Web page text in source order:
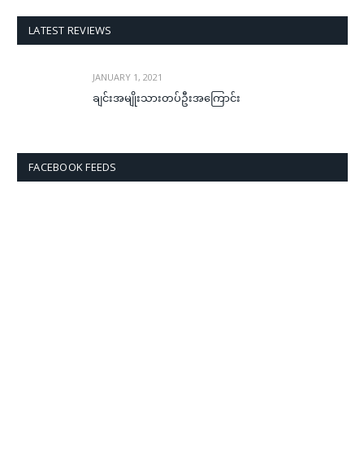
LATEST REVIEWS
JANUARY 1, 2021
ချင်းအမျိုးသားတပ်ဦးအကြောင်း
FACEBOOK FEEDS